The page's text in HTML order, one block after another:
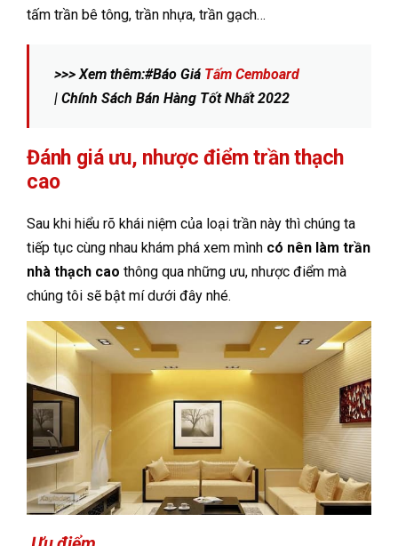
tấm trần bê tông, trần nhựa, trần gạch…
>>> Xem thêm:#Báo Giá Tấm Cemboard
| Chính Sách Bán Hàng Tốt Nhất 2022
Đánh giá ưu, nhược điểm trần thạch
cao
Sau khi hiểu rõ khái niệm của loại trần này thì chúng ta
tiếp tục cùng nhau khám phá xem mình có nên làm trần
nhà thạch cao thông qua những ưu, nhược điểm mà
chúng tôi sẽ bật mí dưới đây nhé.